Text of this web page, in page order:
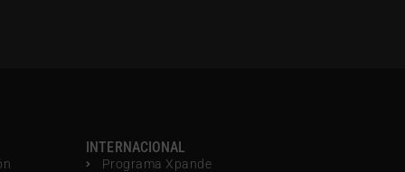
INTERNACIONAL
Programa Xpande